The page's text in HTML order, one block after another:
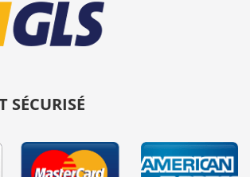
SÉCURISÉ